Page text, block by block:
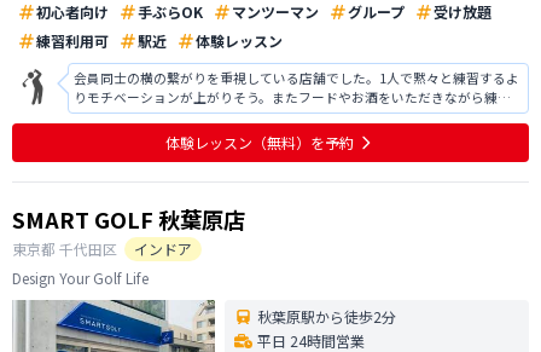
初心者向け
手ぶらOK マンツーマン グループ
受け放題
練習利用可
駅近 体験レッスン
会員同士の横の繋がりを重視している店舗でした。1人で黙々と練習するよ
りモチベーションが上がりそう。またフードやお酒をいただきながら練習
することも可。長年にわたって麹町でお店を構えているとのことで、自動
ティーアップや傾斜等はないものの安定感あり。ワンポイントアドレスは
的確で、その後シミュレーターを自由
体験レッスン （無料） を予約
SMART GOLF 秋葉原店
東京都 千代田区
インドア
Design Your Golf Life
秋葉原駅から徒歩2分
平日 24時間営業